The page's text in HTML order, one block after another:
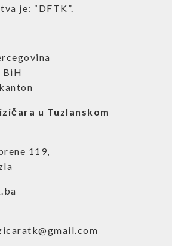
je: “DFTK”.
BiH
u Tuzlanskom
119,